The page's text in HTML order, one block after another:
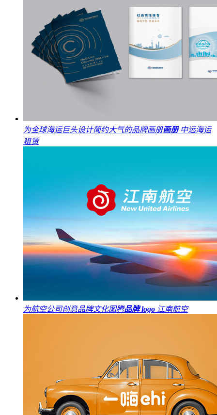
为全球海运巨头设计简约大气的品牌画册画册 中远海运
租赁
为航空公司创意品牌文化图腾品牌 logo 江南航空